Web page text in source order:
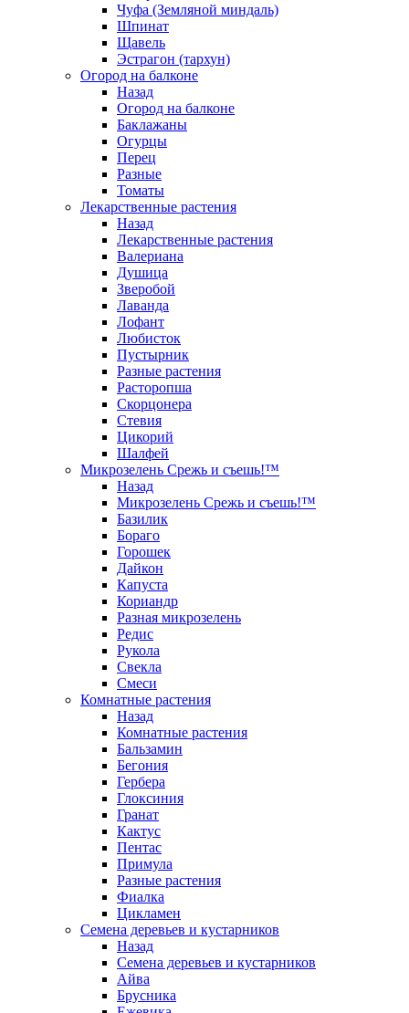
Чуфа (Земляной миндаль)
Шпинат
Щавель
Эстрагон (тархун)
Огород на балконе
Назад
Огород на балконе
Баклажаны
Огурцы
Перец
Разные
Томаты
Лекарственные растения
Назад
Лекарственные растения
Валериана
Душица
Зверобой
Лаванда
Лофант
Любисток
Пустырник
Разные растения
Расторопша
Скорцонера
Стевия
Цикорий
Шалфей
Микрозелень Срежь и съешь!™
Назад
Микрозелень Срежь и съешь!™
Базилик
Бораго
Горошек
Дайкон
Капуста
Кориандр
Разная микрозелень
Редис
Рукола
Свекла
Смеси
Комнатные растения
Назад
Комнатные растения
Бальзамин
Бегония
Гербера
Глоксиния
Гранат
Кактус
Пентас
Примула
Разные растения
Фиалка
Цикламен
Семена деревьев и кустарников
Назад
Семена деревьев и кустарников
Айва
Брусника